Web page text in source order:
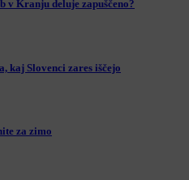
v Kranju deluje zapuščeno?
kaj Slovenci zares iščejo
za zimo